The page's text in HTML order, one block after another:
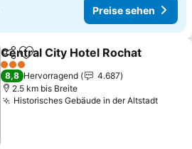
Preise sehen
TeilenZu Favoriten hinzufügen
Central City Hotel Rochat
3 Sterne
8,8 Hervorragend
4.687
2.5 km bis Breite
Historisches Gebäude in der Altstadt